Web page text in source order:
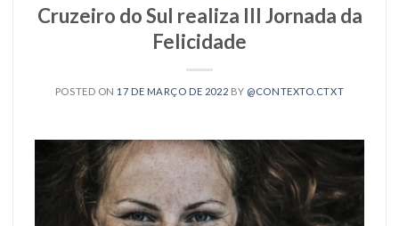
Cruzeiro do Sul realiza III Jornada da
Felicidade
POSTED ON 17 DE MARÇO DE 2022 BY @CONTEXTO.CTXT